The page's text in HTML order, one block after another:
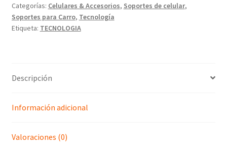
Categorías: Celulares & Accesorios, Soportes de celular,
Soportes para Carro, Tecnología
Etiqueta: TECNOLOGIA
Descripción
Información adicional
Valoraciones (0)